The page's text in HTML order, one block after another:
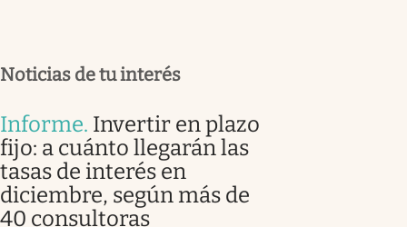
Noticias de tu interés
Informe. Invertir en plazo
fijo: a cuánto llegarán las
tasas de interés en
diciembre, según más de
40 consultoras